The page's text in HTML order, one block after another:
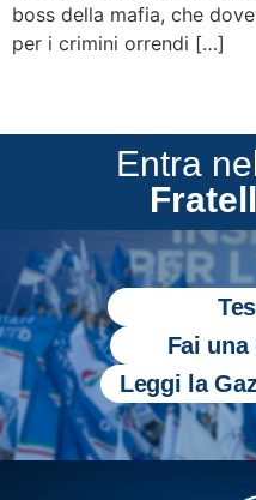
boss della mafia, che
per i crimini orrendi […]
Entra
Fai una
Leggi la